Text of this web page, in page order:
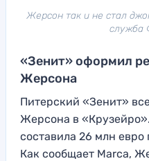
Жерсон так и не стал
служба
«Зенит» оформил
Жерсона
Питерский «Зенит»
Жерсона в
составила 26 млн
Как сообщает Marca,